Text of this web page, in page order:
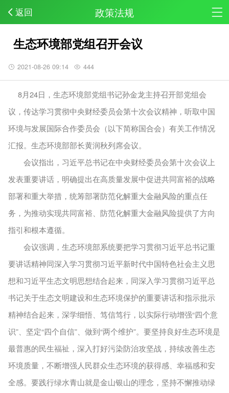
返回 政策法规
生态环境部党组召开会议
2021-08-26 09:14 444
8月24日，生态环境部党组书记孙金龙主持召开部党组会
议，传达学习贯彻中央财经委员会第十次会议精神，听取中国
环境与发展国际合作委员会（以下简称国合会）有关工作情况
汇报。生态环境部部长黄润秋列席会议。
会议指出，习近平总书记在中央财经委员会第十次会议上
发表重要讲话，明确提出在高质量发展中促进共同富裕的战略
部署和重大举措，统筹部署防范化解重大金融风险的重点任
务，为推动实现共同富裕、防范化解重大金融风险提供了方向
指引和根本遵循。
会议强调，生态环境部系统要把学习贯彻习近平总书记重
要讲话精神同深入学习贯彻习近平新时代中国特色社会主义思
想和习近平生态文明思想结合起来，同深入学习贯彻习近平总
书记关于生态文明建设和生态环境保护的重要讲话和指示批示
精神结合起来，深学细悟、笃信笃行，以实际行动增强“四个意
识”、坚定“四个自信”、做到“两个维护”。要坚持良好生态环境是
最普惠的民生福祉，深入打好污染防治攻坚战，持续改善生态
环境质量，不断增强人民群众生态环境的获得感、幸福感和安
全感。要践行绿水青山就是金山银山的理念，坚持不懈推动绿